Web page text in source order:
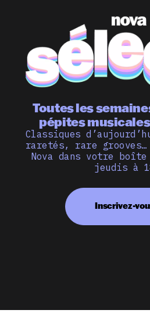
Toutes les
pépites
Classiques
raretés, rare
Nova dans votre
jeudis à
Inscrivez-